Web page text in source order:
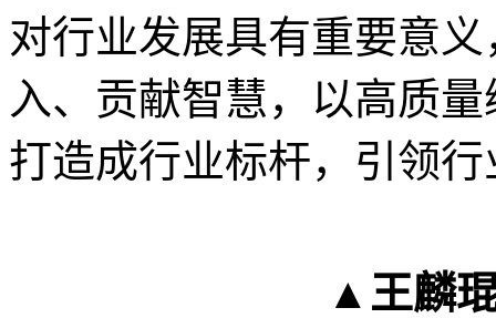
对行业发展具有重要意
入、贡献智慧，以高质
打造成行业标杆，引领
▲王麟